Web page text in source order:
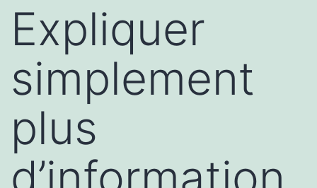
Expliquer
simplement
plus
d’information